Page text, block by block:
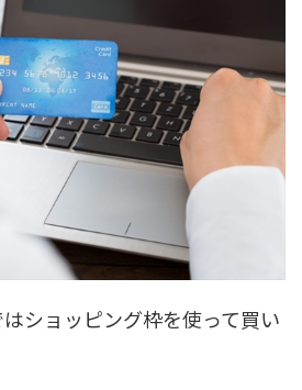
ショッピング枠を使って買い